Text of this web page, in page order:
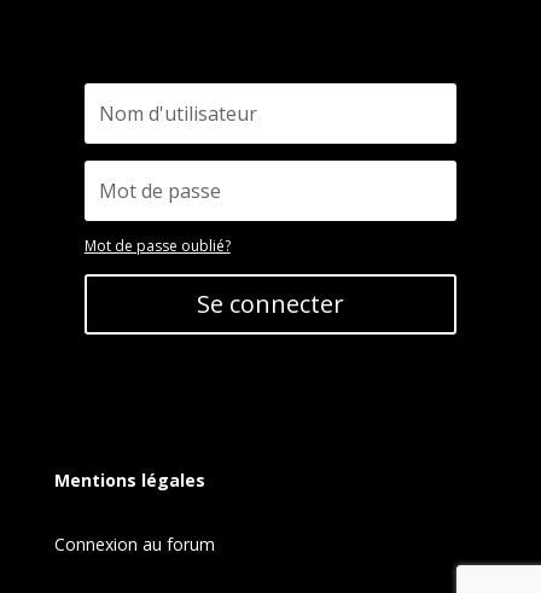
Mot de passe oublié?
Se connecter
Mentions légales
Connexion au forum